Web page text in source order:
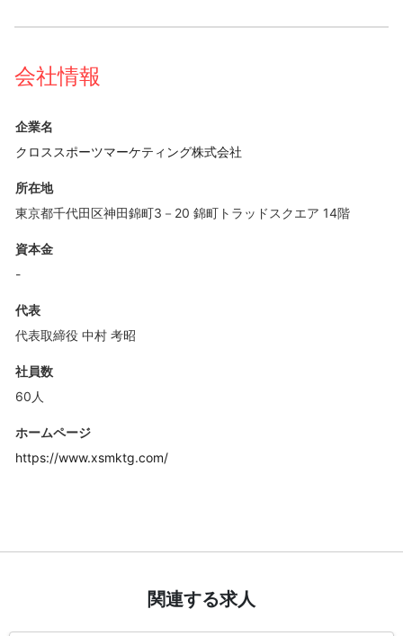
会社情報
企業名
クロススポーツマーケティング株式会社
所在地
東京都千代田区神田錦町3－20 錦町トラッドスクエア 14階
資本金
-
代表
代表取締役 中村 考昭
社員数
60人
ホームページ
https://www.xsmktg.com/
関連する求人